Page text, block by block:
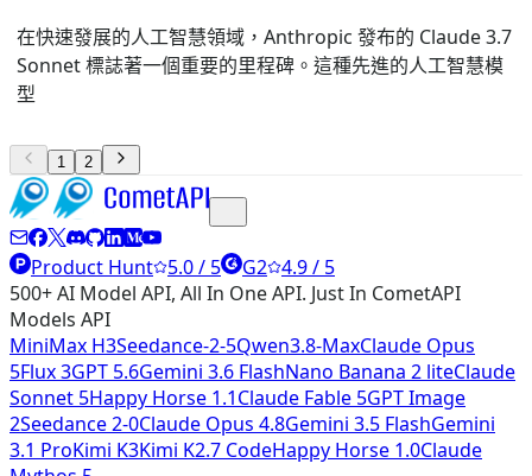
在快速發展的人工智慧領域，Anthropic 發布的 Claude 3.7
Sonnet 標誌著一個重要的里程碑。這種先進的人工智慧模
型
1 2
Product Hunt 5.0 / 5 G2 4.9 / 5
500+ AI Model API, All In One API. Just In CometAPI
Models API
MiniMax H3Seedance-2-5Qwen3.8-MaxClaude Opus
5Flux 3GPT 5.6Gemini 3.6 FlashNano Banana 2 liteClaude
Sonnet 5Happy Horse 1.1Claude Fable 5GPT Image
2Seedance 2-0Claude Opus 4.8Gemini 3.5 FlashGemini
3.1 ProKimi K3Kimi K2.7 CodeHappy Horse 1.0Claude